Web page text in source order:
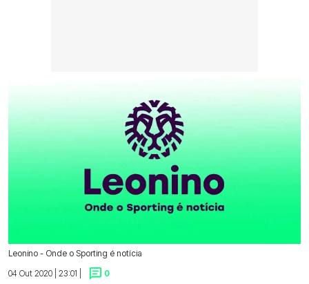
Leonino - Onde o Sporting é notícia
04 Out 2020 | 23:01 |
0